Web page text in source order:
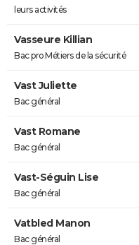
leurs activités
Vasseure Killian
Bac pro Métiers de la sécurité
Vast Juliette
Bac général
Vast Romane
Bac général
Vast-Séguin Lise
Bac général
Vatbled Manon
Bac général